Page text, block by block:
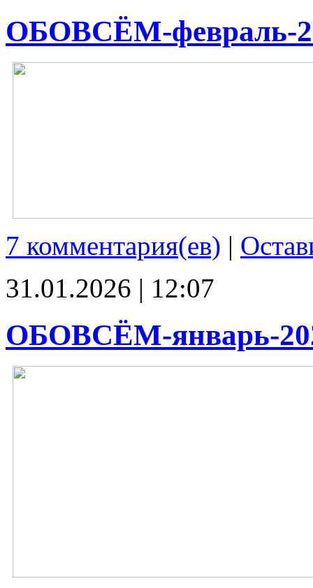
ОБОВСЁМ-февраль-
7 комментария(ев) |
31.01.2026 | 12:07
ОБОВСЁМ-январь-